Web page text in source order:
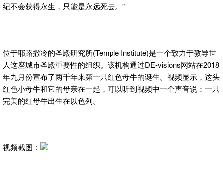
纪不会获得永生，只能是永远死去。”
位于耶路撒冷的圣殿研究所(Temple Institute)是一个致力于教导世
人这座城市圣殿重要性的组织。该机构通过DE-visions网站在2018
年九月份宣布了两千年来第一只红色母牛的诞生。视频显示，这头
红色小母牛和它的母亲在一起，可以听到视频中一个声音说：一只
完美的红母牛出生在以色列。
视频截图：